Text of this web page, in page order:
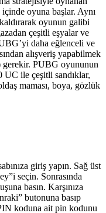
oyuna başlar. Aynı
oyunun galibi
çeşitli eşyalar ve
daha eğlenceli ve
alışveriş yapabilmek
PUBG oyununun
ile çeşitli sandıklar,
maması, boya, gözlük
giriş yapın. Sağ üst
seçin. Sonrasında
basın. Karşınıza
butonuna basıp
koduna ait pin kodunu